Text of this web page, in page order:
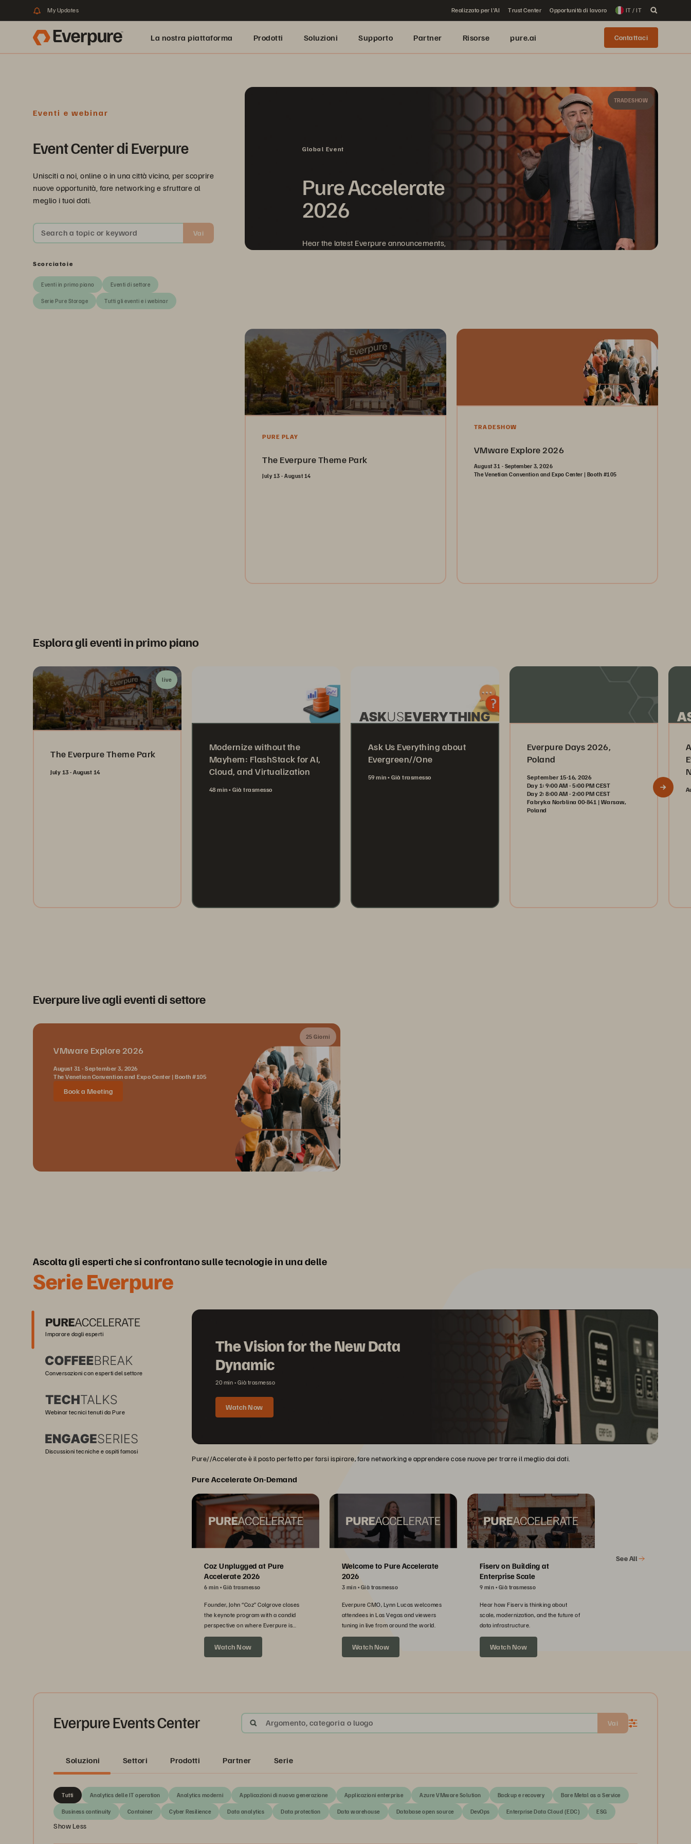
My Updates Realizzato per l'AI Trust Center Opportunità di lavoro IT / IT
La nostra piattaforma Prodotti Soluzioni Supporto Partner Risorse pure.ai Contattaci
Eventi e webinar
Event Center di Everpure
Unisciti a noi, online o in una città vicina, per scoprire
nuove opportunità, fare networking e sfruttare al
meglio i tuoi dati.
Search a topic or keyword Vai
Scorciatoie
Eventi in primo piano Eventi di settore
Serie Pure Storage Tutti gli eventi e i webinar
TRADESHOW
Global Event
Pure Accelerate
2026
Hear the latest Everpure announcements,
PURE PLAY
The Everpure Theme Park
July 13 - August 14
TRADESHOW
VMware Explore 2026
August 31 - September 3, 2026
The Venetian Convention and Expo Center | Booth #105
Esplora gli eventi in primo piano
live
The Everpure Theme Park
July 13 - August 14
Modernize without the
Mayhem: FlashStack for AI,
Cloud, and Virtualization
48 min Già trasmesso
Ask Us Everything about
Evergreen//One
59 min Già trasmesso
Everpure Days 2026,
Poland
September 15-16, 2026
Day 1: 9:00 AM - 5:00 PM CEST
Day 2: 8:00 AM - 2:00 PM CEST
Fabryka Norblina 00-841 | Warsaw,
Poland
Everpure live agli eventi di settore
25 Giorni
VMware Explore 2026
August 31 - September 3, 2026
The Venetian Convention and Expo Center | Booth #105
Book a Meeting
Ascolta gli esperti che si confrontano sulle tecnologie in una delle
Serie Everpure
Imparare dagli esperti
Conversazioni con esperti del settore
Webinar tecnici tenuti da Pure
Discussioni tecniche e ospiti famosi
The Vision for the New Data
Dynamic
20 min Già trasmesso
Watch Now
Pure//Accelerate è il posto perfetto per farsi ispirare, fare networking e apprendere cose nuove per trarre il meglio dai dati.
Pure Accelerate On-Demand
Coz Unplugged at Pure
Accelerate 2026
6 min Già trasmesso
Founder, John “Coz” Colgrove closes
the keynote program with a candid
perspective on where Everpure is
headed next.
Watch Now
Welcome to Pure Accelerate
2026
3 min Già trasmesso
Everpure CMO, Lynn Lucas welcomes
attendees in Las Vegas and viewers
tuning in live from around the world.
Watch Now
Fiserv on Building at
Enterprise Scale
9 min Già trasmesso
Hear how Fiserv is thinking about
scale, modernization, and the future of
data infrastructure.
Watch Now
See All
Everpure Events Center Argomento, categoria o luogo Vai
Soluzioni Settori Prodotti Partner Serie
Tutti Analytics delle IT operation Analytics moderni Applicazioni di nuova generazione Applicazioni enterprise Azure VMware Solution Backup e recovery Bare Metal as a Service
Business continuity Container Cyber Resilience Data analytics Data protection Data warehouse Database open source DevOps Enterprise Data Cloud (EDC) ESG
Show Less